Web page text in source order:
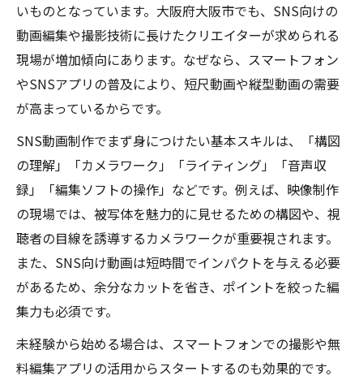
いものとなっています。大阪府大阪市でも、SNS向けの
動画編集や撮影技術に長けたクリエイターが求められる
現場が増加傾向にあります。なぜなら、スマートフォン
やSNSアプリの普及により、短尺動画や縦型動画の需要
が高まっているからです。
SNS動画制作でまず身につけたい基本スキルは、「構図
の理解」「カメラワーク」「ライティング」「音声収
録」「編集ソフトの操作」などです。例えば、映像制作
の現場では、被写体を魅力的に見せるための構図や、視
聴者の目線を誘導するカメラワークが重要視されます。
また、SNS向け動画は短時間でインパクトを与える必要
があるため、余分なカットを省き、ポイントを絞った編
集力も必須です。
未経験から始める場合は、スマートフォンでの撮影や無
料編集アプリの活用からスタートするのも効果的です。